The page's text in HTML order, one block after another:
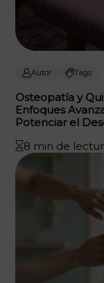
Autor Tags
Osteopatía y
Enfoques
Potenciar el
8 min de